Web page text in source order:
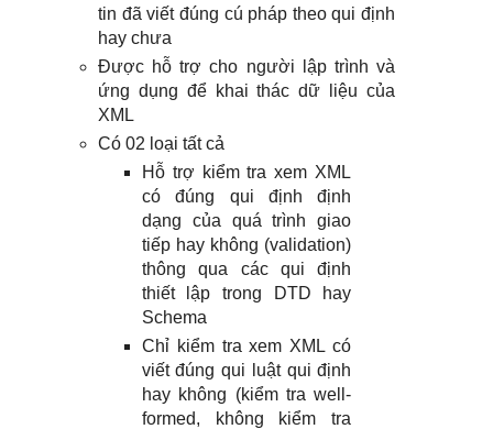
tin đã viết đúng cú pháp theo qui định
hay chưa
Được hỗ trợ cho người lập trình và
ứng dụng để khai thác dữ liệu của
XML
Có 02 loại tất cả
Hỗ trợ kiểm tra xem XML
có đúng qui định định
dạng của quá trình giao
tiếp hay không (validation)
thông qua các qui định
thiết lập trong DTD hay
Schema
Chỉ kiểm tra xem XML có
viết đúng qui luật qui định
hay không (kiểm tra well-
formed, không kiểm tra